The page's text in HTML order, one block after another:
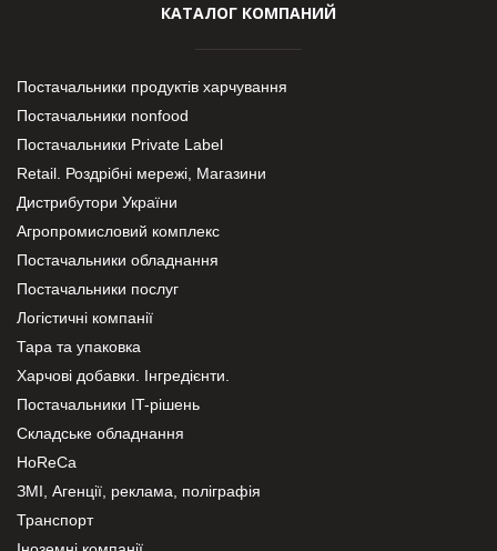
КАТАЛОГ КОМПАНИЙ
Постачальники продуктів харчування
Постачальники nonfood
Постачальники Private Label
Retail. Роздрібні мережі, Магазини
Дистрибутори України
Агропромисловий комплекс
Постачальники обладнання
Постачальники послуг
Логістичні компанії
Тара та упаковка
Харчові добавки. Інгредієнти.
Постачальники IT-рішень
Складське обладнання
HoReCa
ЗМІ, Агенції, реклама, поліграфія
Транспорт